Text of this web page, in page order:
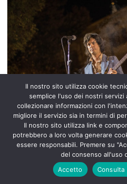
Il nostro sito utilizza cookie
semplice l'uso dei nostri servizi
collezionare informazioni con
migliore il servizio sia in termini di
Il nostro sito utilizza link e
potrebbero a loro volta generare
essere responsabili. Premere su
del consenso all'uso
Accetto